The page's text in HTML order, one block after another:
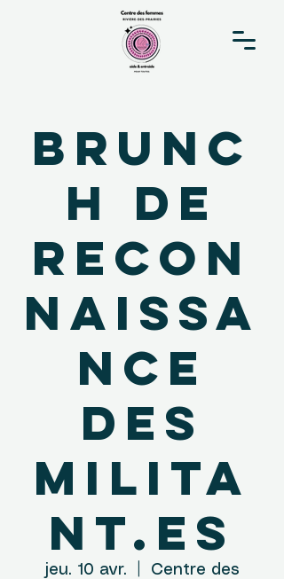
Brunc
h de
recon
naissa
nce
des
milita
nt.es
jeu. 10 avr.
Centre des